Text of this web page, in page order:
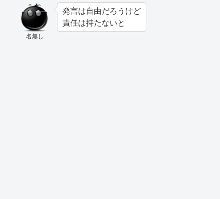
名無し
発言は自由だろうけど
責任は持たないと